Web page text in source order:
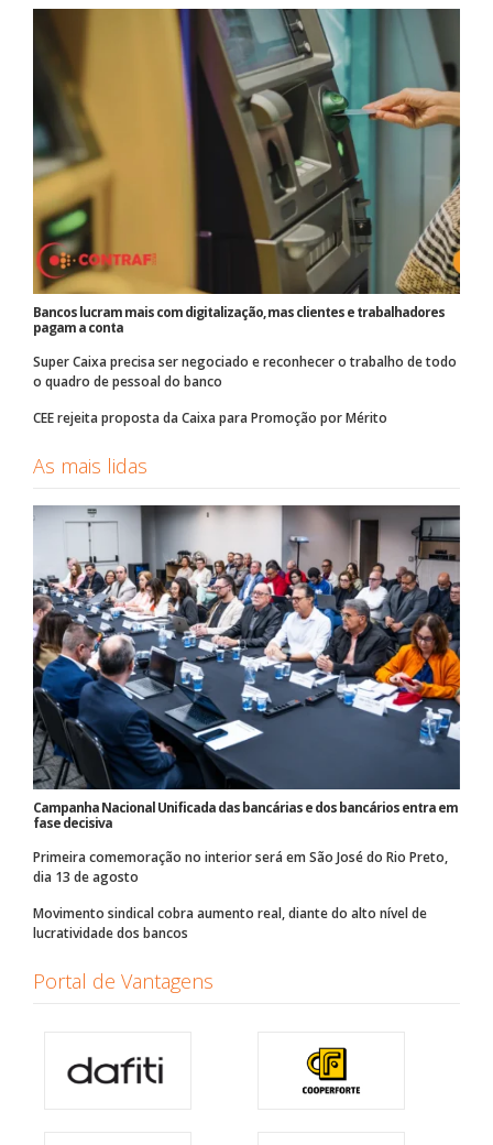
Bancos lucram mais com digitalização, mas clientes e trabalhadores
pagam a conta
Super Caixa precisa ser negociado e reconhecer o trabalho de todo
o quadro de pessoal do banco
CEE rejeita proposta da Caixa para Promoção por Mérito
As mais lidas
Campanha Nacional Unificada das bancárias e dos bancários entra em
fase decisiva
Primeira comemoração no interior será em São José do Rio Preto,
dia 13 de agosto
Movimento sindical cobra aumento real, diante do alto nível de
lucratividade dos bancos
Portal de Vantagens